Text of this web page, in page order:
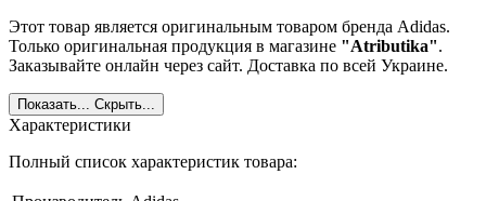
Этот товар является оригинальным товаром бренда Adidas.
Только оригинальная продукция в магазине "Atributika".
Заказывайте онлайн через сайт. Доставка по всей Украине.
Показать... Скрыть...
Характеристики
Полный список характеристик товара: